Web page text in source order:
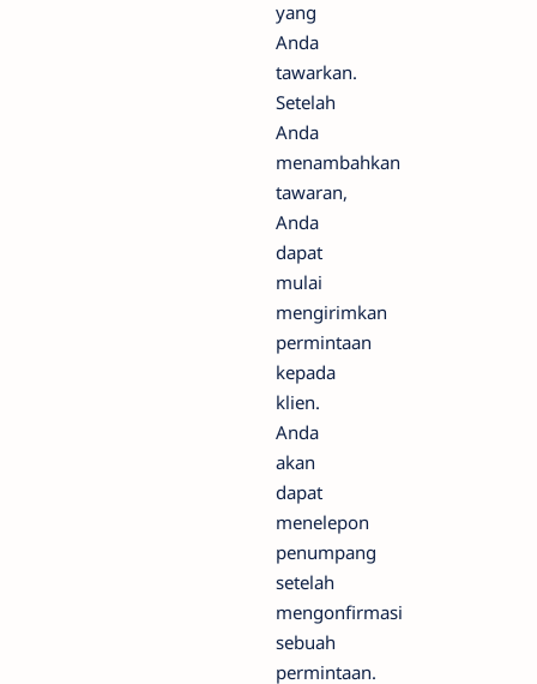
yang
Anda
tawarkan.
Setelah
Anda
menambahkan
tawaran,
Anda
dapat
mulai
mengirimkan
permintaan
kepada
klien.
Anda
akan
dapat
menelepon
penumpang
setelah
mengonfirmasi
sebuah
permintaan.